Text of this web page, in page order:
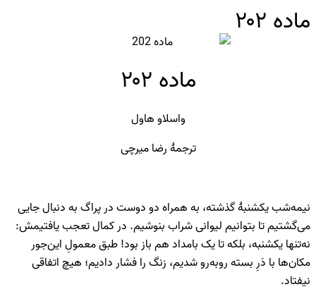
ماده ۲۰۲
ماده ۲۰۲
واسلاو هاول
ترجمۀ رضا میرچی
نیمه‌شب یکشنبۀ گذشته، به همراه دو دوست در پراگ به دنبال جایی
می‌گشتیم تا بتوانیم لیوانی شراب بنوشیم. در کمال تعجب یافتیمش:
نه‌تنها یکشنبه، بلکه تا یک بامداد هم باز بود! طبق معمولِ این‌جور
مکان‌ها با دَرِ بسته روبه‌رو شدیم، زنگ را فشار دادیم؛ هیچ اتفاقی
نیفتاد.